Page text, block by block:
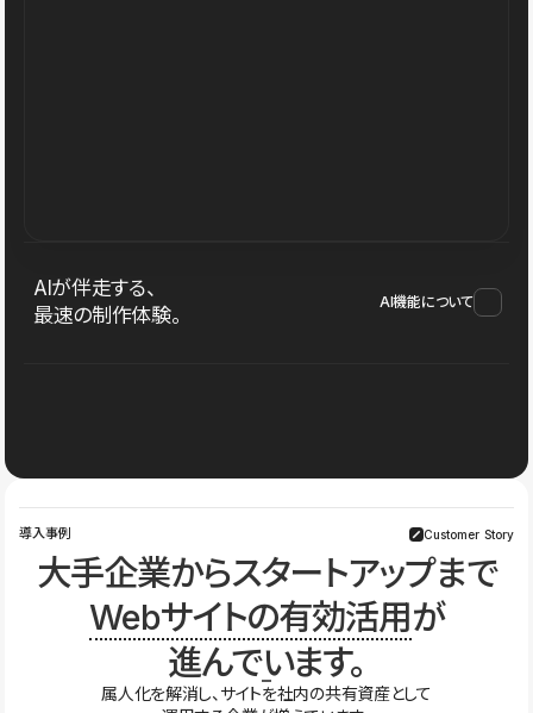
AIが伴走する、
最速の制作体験。
AI機能について
導入事例 Customer Story
大手企業からスタートアップまで
Webサイトの有効活用が
進んでいます。
属人化を解消し、サイトを社内の共有資産として